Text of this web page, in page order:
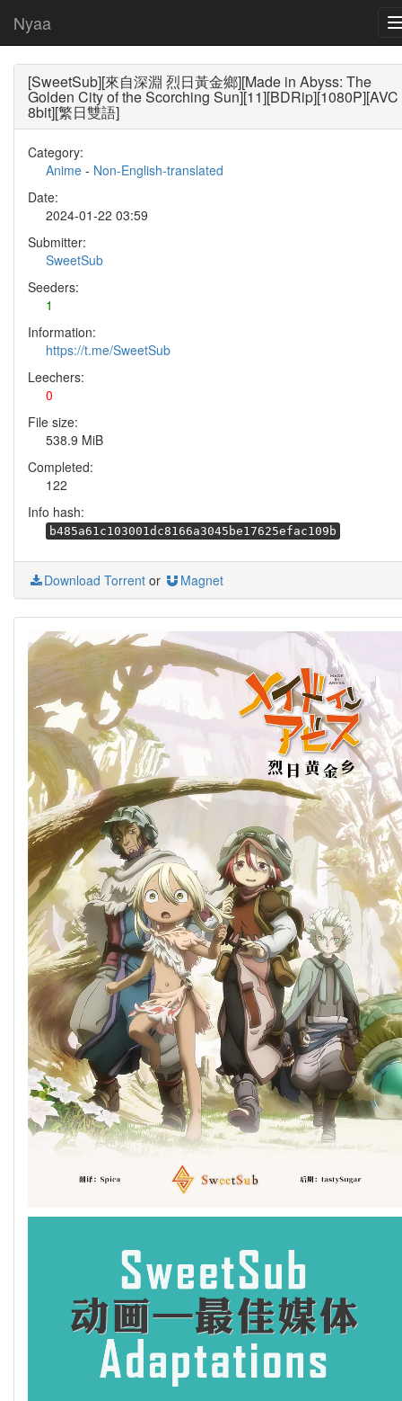
Nyaa
[SweetSub][來自深淵 烈日黃金鄉][Made in Abyss: The
Golden City of the Scorching Sun][11][BDRip][1080P][AVC
8bit][繁日雙語]
Category:
Anime - Non-English-translated
Date:
2024-01-22 03:59
Submitter:
SweetSub
Seeders:
1
Information:
https://t.me/SweetSub
Leechers:
0
File size:
538.9 MiB
Completed:
122
Info hash:
b485a61c103001dc8166a3045be17625efac109b
Download Torrent or Magnet